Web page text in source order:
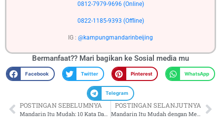
0812-7979-9696 (Online)
0822-1185-9393 (Offline)
IG : @kampungmandarinbeijing
Bermanfaat?? Mari bagikan ke Sosial media mu
Facebook Twitter Pinterest WhatsApp
Telegram
POSTINGAN SEBELUMNYA POSTINGAN SELANJUTNYA
Mandarin Itu Mudah dengan Metode Flashcard Modern